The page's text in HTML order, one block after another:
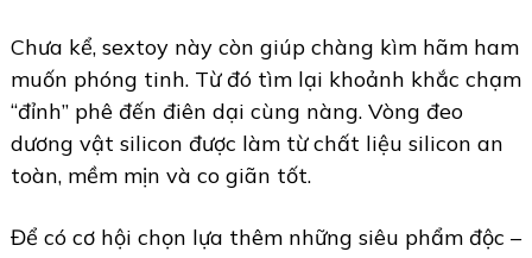
Chưa kể, sextoy này còn giúp chàng kìm hãm ham
muốn phóng tinh. Từ đó tìm lại khoảnh khắc chạm
“đỉnh” phê đến điên dại cùng nàng. Vòng đeo
dương vật silicon được làm từ chất liệu silicon an
toàn, mềm mịn và co giãn tốt.
Để có cơ hội chọn lựa thêm những siêu phẩm độc –